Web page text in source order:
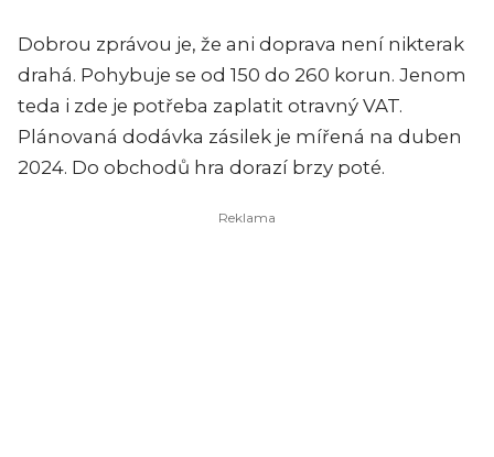
Dobrou zprávou je, že ani doprava není nikterak
drahá. Pohybuje se od 150 do 260 korun. Jenom
teda i zde je potřeba zaplatit otravný VAT.
Plánovaná dodávka zásilek je mířená na duben
2024. Do obchodů hra dorazí brzy poté.